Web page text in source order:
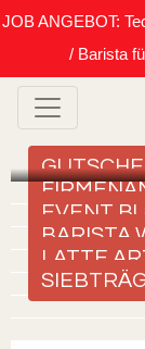
JOB ANGEBOT:
/ Barista
EVENT
BARISTA
LATTE